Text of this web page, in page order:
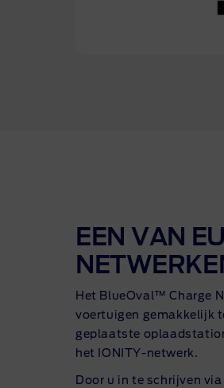
EEN VAN
Het BlueOval™ Charge
voertuigen gemakkelijk
geplaatste
het
IONITY-netwerk .
Door u in te schrijven